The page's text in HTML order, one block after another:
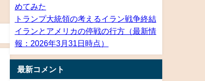
めてみた
トランプ大統領の考えるイラン戦争終結
イランとアメリカの停戦の行方（最新情
報：2026年3月31日時点）
最新コメント